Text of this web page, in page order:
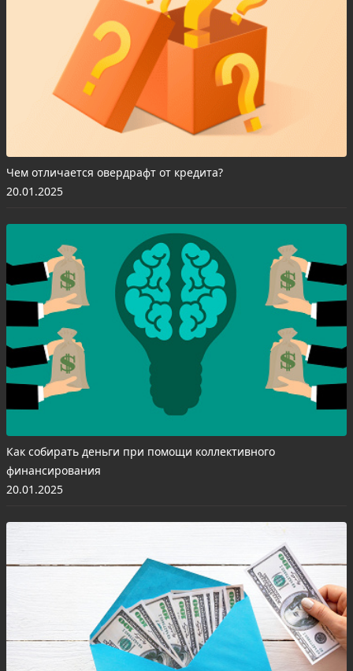
Чем отличается овердрафт от кредита?
20.01.2025
Как собирать деньги при помощи коллективного
финансирования
20.01.2025